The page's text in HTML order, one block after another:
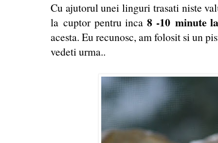
Cu ajutorul unei linguri trasati niste
la cuptor pentru inca8 -10minute
acesta. Eu recunosc, am folosit si un
vedeti urma..